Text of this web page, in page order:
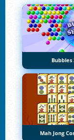
Bubbles
Mah Jong